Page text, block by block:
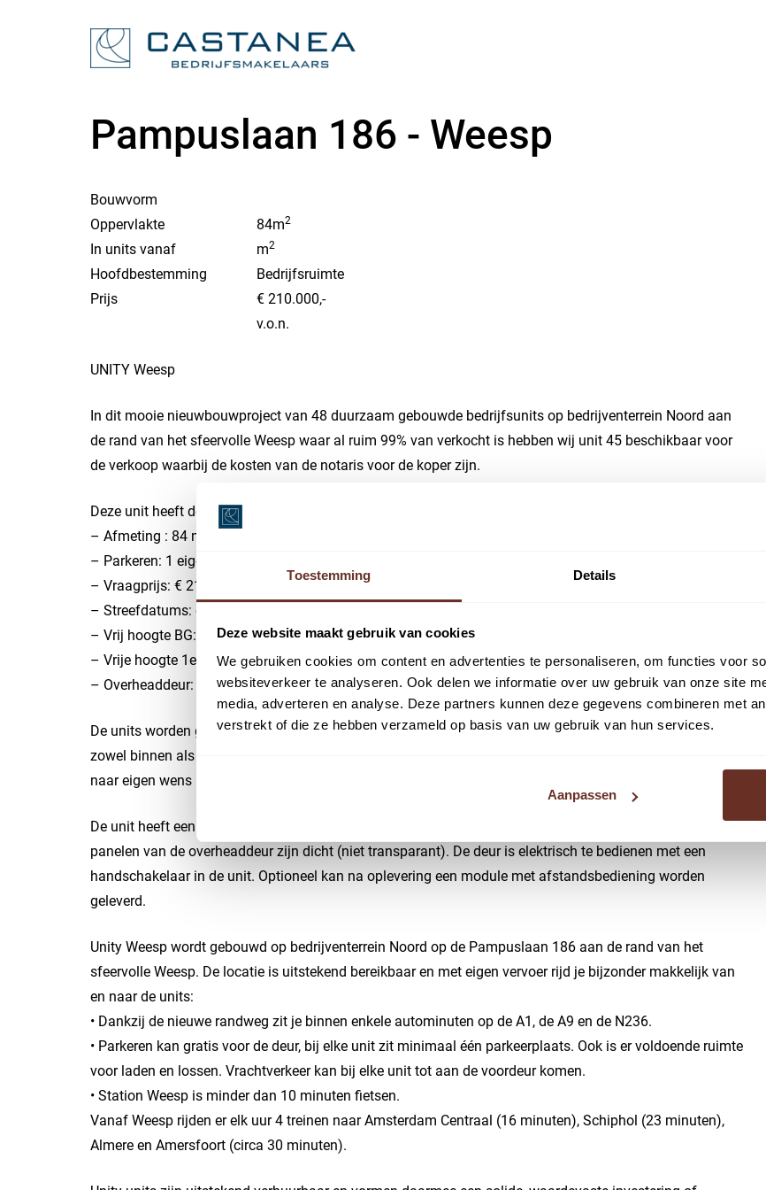
Toestemming Details
Deze website maakt gebruik van cookies
We gebruiken cookies om content en advertenties te personaliseren, om functies voor
websiteverkeer te analyseren. Ook delen we informatie over uw gebruik van onze site
media, adverteren en analyse. Deze partners kunnen deze gegevens combineren met
verstrekt of die ze hebben verzameld op basis van uw gebruik van hun services.
Aanpassen
Pampuslaan 186 - Weesp
Bouwvorm
Oppervlakte
84m2
In units vanaf m2
Hoofdbestemming
Bedrijfsruimte
Prijs
€ 210.000,-
v.o.n.
UNITY Weesp
In dit mooie nieuwbouwproject van 48 duurzaam gebouwde bedrijfsunits op bedrijventerrein Noord aan
de rand van het sfeervolle Weesp waar al ruim 99% van verkocht is hebben wij unit 45 beschikbaar voor
de verkoop waarbij de kosten van de notaris voor de koper zijn.
Deze unit heeft de navolgende kenmerken:
– Afmeting : 84 m² verdeeld over de begane grond en 1e verdieping
– Parkeren: 1 eigen parkeerplaats
– Vraagprijs: € 210.000,- excl. BTW V.O.N.
– Streefdatums: oplevering Q1 2026
– Vrij hoogte BG: circa 3.5 meter
– Vrije hoogte 1e verd: circa 3 meter
– Overheaddeur: circa 3 meter
De units worden gebouwd met hoogwaardige materialen conform de nieuwste bouwbesluitnormen en zijn
zowel binnen als buiten onderhoudsvriendelijk en van hoge kwaliteit. Je bent helemaal vrij om jouw unit
naar eigen wens in te delen en af te werken, e.e.a. conform het vigerende bestemmingsplan.
De unit heeft een standaard overheaddeur van mat aluminium in de kleur RAL 7039 (kwartgrijs). De
panelen van de overheaddeur zijn dicht (niet transparant). De deur is elektrisch te bedienen met een
handschakelaar in de unit. Optioneel kan na oplevering een module met afstandsbediening worden
geleverd.
Unity Weesp wordt gebouwd op bedrijventerrein Noord op de Pampuslaan 186 aan de rand van het
sfeervolle Weesp. De locatie is uitstekend bereikbaar en met eigen vervoer rijd je bijzonder makkelijk van
en naar de units:
• Dankzij de nieuwe randweg zit je binnen enkele autominuten op de A1, de A9 en de N236.
• Parkeren kan gratis voor de deur, bij elke unit zit minimaal één parkeerplaats. Ook is er voldoende ruimte
voor laden en lossen. Vrachtverkeer kan bij elke unit tot aan de voordeur komen.
• Station Weesp is minder dan 10 minuten fietsen.
Vanaf Weesp rijden er elk uur 4 treinen naar Amsterdam Centraal (16 minuten), Schiphol (23 minuten),
Almere en Amersfoort (circa 30 minuten).